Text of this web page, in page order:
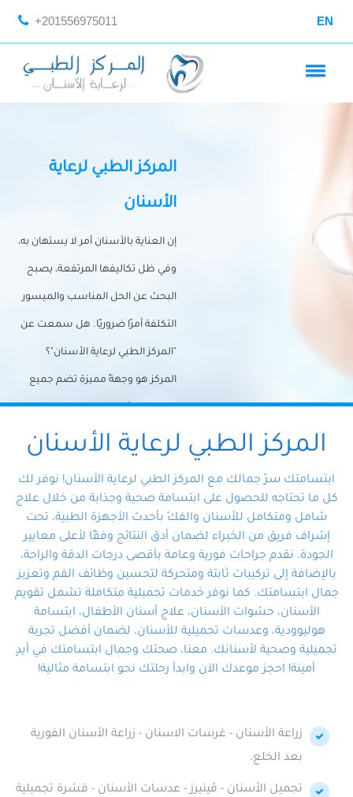
+201556975011 EN
المركز الطبي لرعاية
الأسنان
إن العناية بالأسنان أمر لا يستهان به،
وفي ظل تكاليفها المرتفعة، يصبح
البحث عن الحل المناسب والميسور
التكلفة أمرًا ضروريًا. هل سمعت عن
"المركز الطبي لرعاية الأسنان"؟
المركز هو وجهةً مميزة تضم جميع
احتياجات الأسنان تحت سقف واحد،
وتضمن لك حلاً شاملًا لجميع
المتخصص ذوي الخبرة، ستجد نفسك
في أيد أمينة تلبي احتياجاتك بكل
احترافية ودقة.
المركز الطبي لرعاية الأسنان
ابتسامتك سرّ جمالك مع المركز الطبي لرعاية الأسنان! نوفر لك
كل ما تحتاجه للحصول على ابتسامة صحية وجذابة من خلال علاج
شامل ومتكامل للأسنان والفكّ بأحدث الأجهزة الطبية، تحت
إشراف فريق من الخبراء لضمان أدق النتائج وفقًا لأعلى معايير
الجودة. نقدم جراحات فورية وعامة بأقصى درجات الدقة والراحة،
بالإضافة إلى تركيبات ثابتة ومتحركة لتحسين وظائف الفم وتعزيز
جمال ابتسامتك. كما نوفر خدمات تجميلية متكاملة تشمل تقويم
الأسنان، حشوات الأسنان، علاج أسنان الأطفال، ابتسامة
هوليوودية، وعدسات تجميلية للأسنان، لضمان أفضل تجربة
تجميلية وصحية لأسنانك. معنا، صحتك وجمال ابتسامتك في أيدٍ
أمينة! احجز موعدك الآن وابدأ رحلتك نحو ابتسامة مثالية!
زراعة الأسنان - غرسات الاسنان - زراعة الأسنان الفورية
بعد الخلع.
تجميل الأسنان - ڤينيرز - عدسات الأسنان - قشرة تجميلية